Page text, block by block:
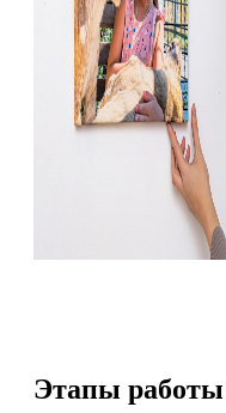
Этапы работы